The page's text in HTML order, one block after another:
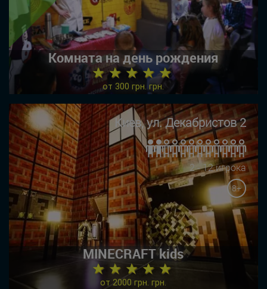
Комната на день рождения
★ ★ ★ ★ ★
от 300 грн. грн.
Киев, ул. Декабристов 2
2 - 12 игрока
8+
MINECRAFT kids
★ ★ ★ ★ ★
от 2000 грн. грн.